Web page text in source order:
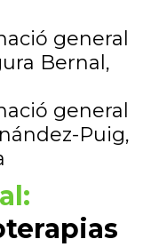
general
Bernal,
general
Puig,